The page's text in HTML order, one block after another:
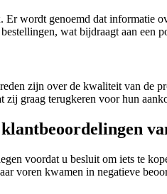
wordt genoemd dat
wat bijdraagt aan een
zijn over de kwaliteit van de
zij graag terugkeren voor hun
voordat u besluit om iets te
voren kwamen in negatieve